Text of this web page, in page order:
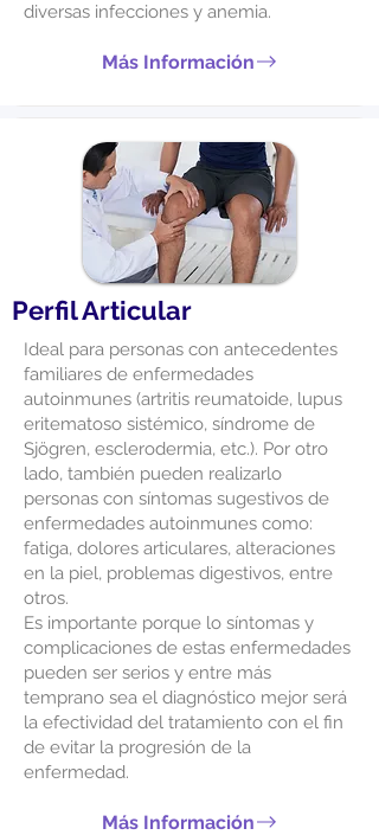
diversas infecciones y anemia.
Más Información
Perfil Articular
Ideal para personas con antecedentes
familiares de enfermedades
autoinmunes (artritis reumatoide, lupus
eritematoso sistémico, síndrome de
Sjögren, esclerodermia, etc.). Por otro
lado, también pueden realizarlo
personas con síntomas sugestivos de
enfermedades autoinmunes como:
fatiga, dolores articulares, alteraciones
en la piel, problemas digestivos, entre
otros.
Es importante porque lo síntomas y
complicaciones de estas enfermedades
pueden ser serios y entre más
temprano sea el diagnóstico mejor será
la efectividad del tratamiento con el fin
de evitar la progresión de la
enfermedad.
Más Información